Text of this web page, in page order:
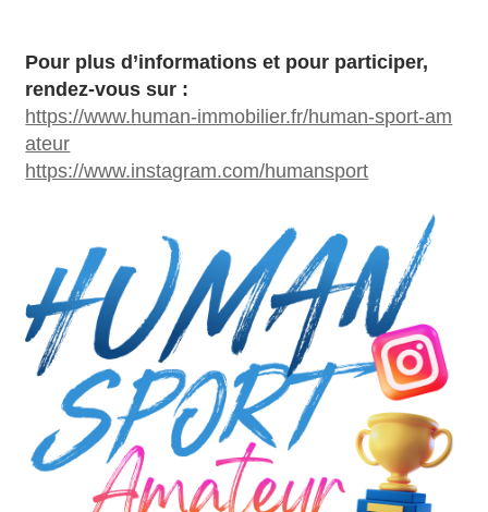
Pour plus d’informations et pour participer,
rendez-vous sur :
https://www.human-immobilier.fr/human-sport-am
ateur
https://www.instagram.com/humansport